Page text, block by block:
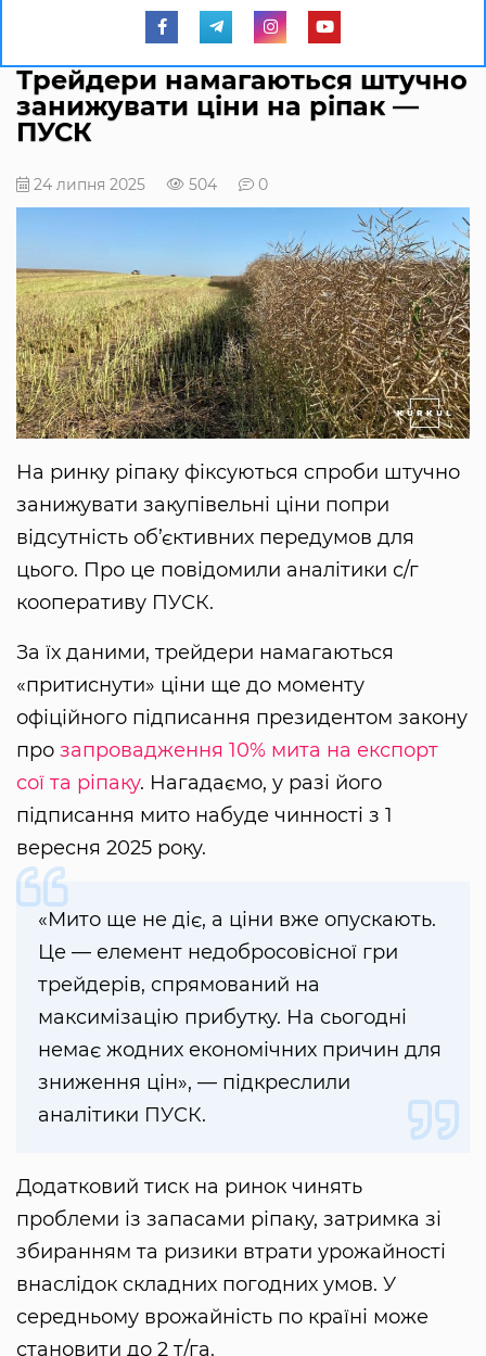
Трейдери намагаються штучно
занижувати ціни на ріпак —
ПУСК
24 липня 2025 504 0
На ринку ріпаку фіксуються спроби штучно
занижувати закупівельні ціни попри
відсутність об’єктивних передумов для
цього. Про це повідомили аналітики с/г
кооперативу ПУСК.
За їх даними, трейдери намагаються
«притиснути» ціни ще до моменту
офіційного підписання президентом закону
про запровадження 10% мита на експорт
сої та ріпаку. Нагадаємо, у разі його
підписання мито набуде чинності з 1
вересня 2025 року.
«Мито ще не діє, а ціни вже опускають.
Це — елемент недобросовісної гри
трейдерів, спрямований на
максимізацію прибутку. На сьогодні
немає жодних економічних причин для
зниження цін», — підкреслили
аналітики ПУСК.
Додатковий тиск на ринок чинять
проблеми із запасами ріпаку, затримка зі
збиранням та ризики втрати урожайності
внаслідок складних погодних умов. У
середньому врожайність по країні може
становити до 2 т/га.